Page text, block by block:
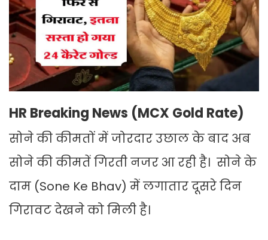
HR Breaking News (MCX Gold Rate)
सोने की कीमतों में जोरदार उछाल के बाद अब
सोने की कीमतें गिरती नजर आ रही है। सोने के
दाम (Sone Ke Bhav) में लगातार दूसरे दिन
गिरावट देखने को मिली है।